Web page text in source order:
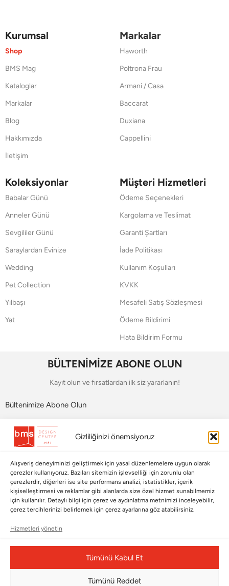
Gizliliğinizi önemsiyoruz
Alışveriş deneyiminizi geliştirmek için yasal düzenlemelere uygun olarak
çerezler kullanıyoruz. Bazıları sitemizin işlevselliği için zorunlu olan
çerezlerdir, diğerleri ise site performans analizi, istatistikler, içerik
kişiselleştirmesi ve reklamlar gibi alanlarda size özel hizmet sunabilmemiz
için kullanılır. Detaylı bilgi için çerez ve aydınlatma metnimizi inceleyebilir,
çerez tercihlerinizi belirlemek için çerez ayarlarına göz atabilirsiniz.
Hizmetleri yönetin
Tümünü Kabul Et
Tümünü Reddet
Kurumsal
Shop
BMS Mag
Kataloglar
Markalar
Blog
Hakkımızda
İletişim
Markalar
Haworth
Poltrona Frau
Armani / Casa
Baccarat
Duxiana
Cappellini
Koleksiyonlar
Babalar Günü
Anneler Günü
Sevgililer Günü
Saraylardan Evinize
Wedding
Pet Collection
Yılbaşı
Yat
Müşteri Hizmetleri
Ödeme Seçenekleri
Kargolama ve Teslimat
Garanti Şartları
İade Politikası
Kullanım Koşulları
KVKK
Mesafeli Satış Sözleşmesi
Ödeme Bildirimi
Hata Bildirim Formu
BÜLTENİMİZE ABONE OLUN
Kayıt olun ve fırsatlardan ilk siz yararlanın!
Bültenimize Abone Olun